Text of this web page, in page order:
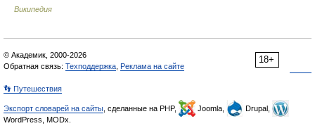
Википедия
18+
© Академик, 2000-2026
Обратная связь: Техподдержка Реклама на сайте
👣 Путешествия
Экспорт словарей на сайты , сделанные на PHP, Joomla,
Drupal,
WordPress, MODx.